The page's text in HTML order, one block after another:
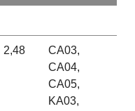
2,48
CA03,
CA04,
CA05,
KA03,